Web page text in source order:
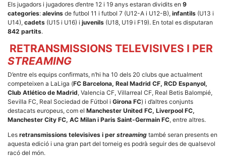
Els jugadors i jugadores d’entre 12 i 19 anys estaran dividits en 9
categories: alevins de futbol 11 i futbol 7 (U12-A i U12-B), infantils (U13 i
U14), cadets (U15 i U16) i juvenils (U18, U19 i F19). En total es disputaran
842 partits.
RETRANSMISSIONS TELEVISIVES I PER
STREAMING
D’entre els equips confirmats, n’hi ha 10 dels 20 clubs que actualment
competeixen a LaLiga (FC Barcelona, Real Madrid CF, RCD Espanyol,
Club Atlético de Madrid, Valencia CF, Villarreal CF, Real Betis Balompié,
Sevilla FC, Real Sociedad de Fútbol i Girona FC) i d’altres conjunts
destacats europeus, com el Manchester United FC, Liverpool FC,
Manchester City FC, AC Milan i Paris Saint-Germain FC, entre altres.
Les retransmissions televisives i per streaming també seran presents en
aquesta edició i una gran part del torneig es podrà seguir des de qualsevol
racó del món.